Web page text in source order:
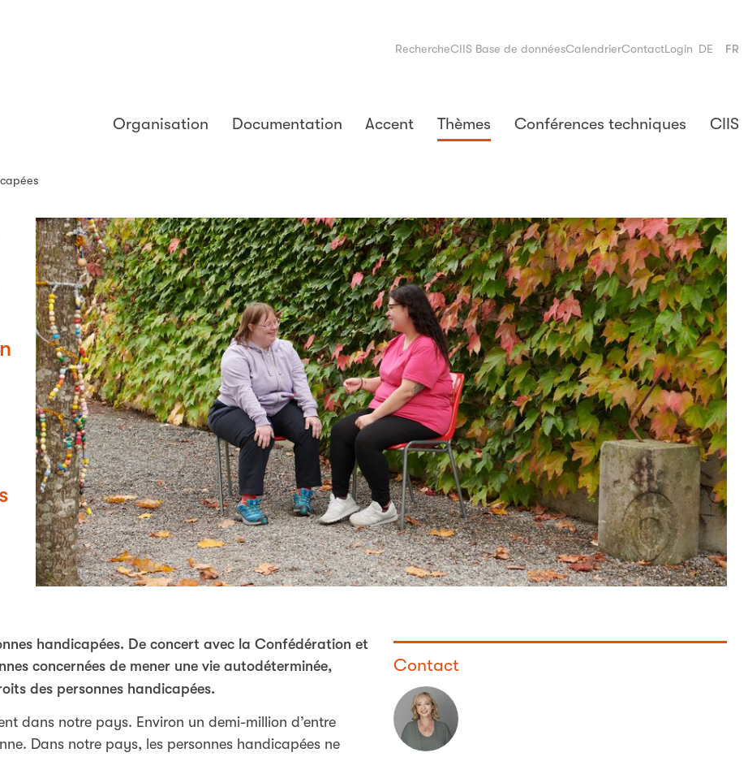
RechercheCIIS Base de donnéesCalendrierContactLogin DE FR
Organisation Documentation Accent Thèmes Conférences techniques CIIS
handicapées. De concert avec la Confédération et
concernées de mener une vie autodéterminée,
des personnes handicapées.
dans notre pays. Environ un demi-million d’entre
Dans notre pays, les personnes handicapées ne
Contact